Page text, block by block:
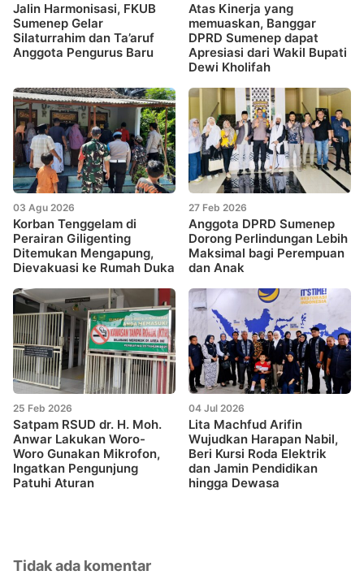
Jalin Harmonisasi, FKUB
Sumenep Gelar
Silaturrahim dan Ta’aruf
Anggota Pengurus Baru
Atas Kinerja yang
memuaskan, Banggar
DPRD Sumenep dapat
Apresiasi dari Wakil Bupati
Dewi Kholifah
03 Agu 2026
Korban Tenggelam di
Perairan Giligenting
Ditemukan Mengapung,
Dievakuasi ke Rumah Duka
27 Feb 2026
Anggota DPRD Sumenep
Dorong Perlindungan Lebih
Maksimal bagi Perempuan
dan Anak
25 Feb 2026
Satpam RSUD dr. H. Moh.
Anwar Lakukan Woro-
Woro Gunakan Mikrofon,
Ingatkan Pengunjung
Patuhi Aturan
04 Jul 2026
Lita Machfud Arifin
Wujudkan Harapan Nabil,
Beri Kursi Roda Elektrik
dan Jamin Pendidikan
hingga Dewasa
Tidak ada komentar